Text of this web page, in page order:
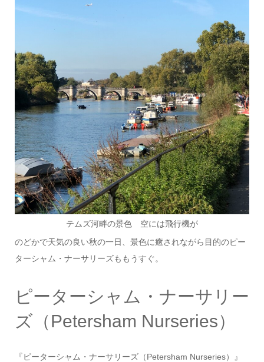
テムズ河畔の景色 空には飛行機が
のどかで天気の良い秋の一日、景色に癒されながら目的のピー
ターシャム・ナーサリーズももうすぐ。
ピーターシャム・ナーサリー
ズ（Petersham Nurseries）
『ピーターシャム・ナーサリーズ（Petersham Nurseries）』